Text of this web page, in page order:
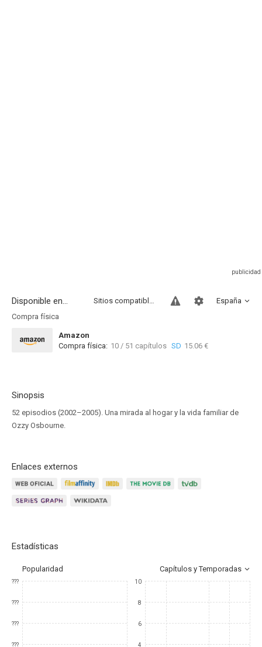
Disponible en... España
Sitios compatibles
Compra física
Amazon
Compra física: 10 / 51 capítulos SD 15.06 €
Sinopsis
52 episodios (2002–2005). Una mirada al hogar y la vida familiar de
Ozzy Osbourne.
Enlaces externos
Estadísticas
Popularidad Capítulos y Temporadas
???
???
???
???
10
8
6
4